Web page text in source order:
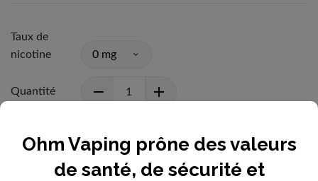
Ohm Vaping prône des valeurs
de santé, de sécurité et
Taux de
nicotine
Quantité
AJOUTER AU PANIER